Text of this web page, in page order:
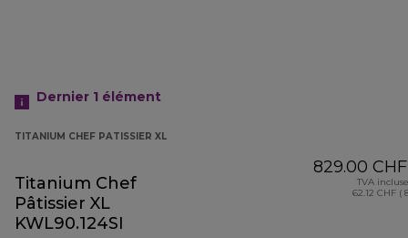
Dernier 1 élément
TITANIUM CHEF PATISSIER XL
Titanium Chef
Pâtissier XL
KWL90.124SI
829.00 CHF
TVA
62.12 CHF (